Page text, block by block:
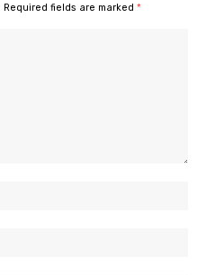
Required fields are marked *